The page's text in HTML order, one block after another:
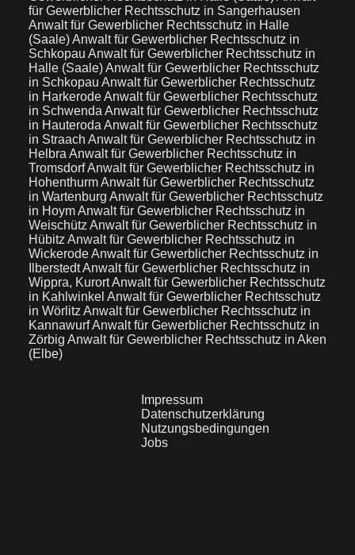
für Gewerblicher Rechtsschutz in Sangerhausen
Anwalt für Gewerblicher Rechtsschutz in Halle
(Saale)Anwalt für Gewerblicher Rechtsschutz in
Schkopau Anwalt für Gewerblicher Rechtsschutz in
Halle (Saale)Anwalt für Gewerblicher Rechtsschutz
in Schkopau Anwalt für Gewerblicher Rechtsschutz
in HarkerodeAnwalt für Gewerblicher Rechtsschutz
in Schwenda Anwalt für Gewerblicher Rechtsschutz
in Hauteroda Anwalt für Gewerblicher Rechtsschutz
in Straach Anwalt für Gewerblicher Rechtsschutz in
Helbra Anwalt für Gewerblicher Rechtsschutz in
TromsdorfAnwalt für Gewerblicher Rechtsschutz in
HohenthurmAnwalt für Gewerblicher Rechtsschutz
in Wartenburg Anwalt für Gewerblicher Rechtsschutz
in HoymAnwalt für Gewerblicher Rechtsschutz in
Weischütz Anwalt für Gewerblicher Rechtsschutz in
Hübitz Anwalt für Gewerblicher Rechtsschutz in
WickerodeAnwalt für Gewerblicher Rechtsschutz in
IlberstedtAnwalt für Gewerblicher Rechtsschutz in
Wippra, KurortAnwalt für Gewerblicher Rechtsschutz
in Kahlwinkel Anwalt für Gewerblicher Rechtsschutz
in Wörlitz Anwalt für Gewerblicher Rechtsschutz in
KannawurfAnwalt für Gewerblicher Rechtsschutz in
Zörbig Anwalt für Gewerblicher Rechtsschutz in Aken
(Elbe)
Impressum
Datenschutzerklärung
Nutzungsbedingungen
Jobs